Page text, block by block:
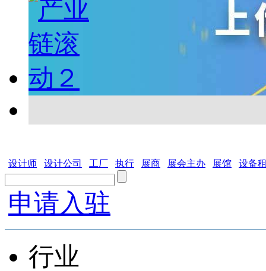
设计师 设计公司 工厂 执行 展商 展会主办 展馆 设备
申请入驻
行业